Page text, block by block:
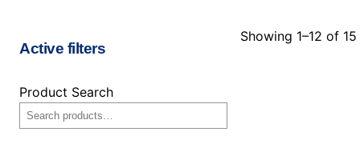
Active filters
Product Search
Showing 1–12 of